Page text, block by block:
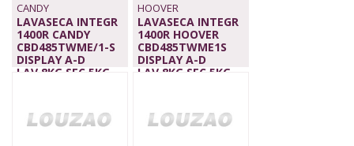
CANDY
LAVASECA INTEGR
1400R CANDY
CBD485TWME/1-S
DISPLAY A-D
LAV.8KG SEC.5KG
HOOVER
LAVASECA INTEGR
1400R HOOVER
CBD485TWME1S
DISPLAY A-D
LAV.8KG SEC.5KG